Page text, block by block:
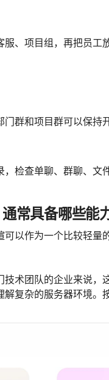
、项目组，再把员工
群和项目群可以保持
检查单聊、群聊、文
常具备哪些能
以作为一个比较轻量
术团队的企业来说，
复杂的服务器环境。